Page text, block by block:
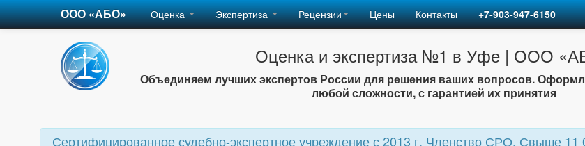
ООО «АБО» Оценка Экспертиза Рецензии Цены Контакты +7-903-947-6150
Оценка и экспертиза №1 в Уфе | ООО
Объединяем лучших экспертов России для решения ваших вопросов.
любой сложности, с гарантией их принятия
Сертифицированное судебно-экспертное учреждение с 2013 г. Членство СРО. Свыше 11